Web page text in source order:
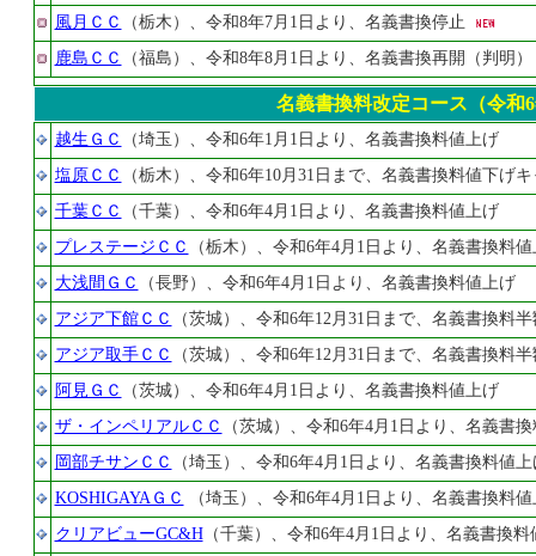
風月ＣＣ
（栃木）、令和8年7月1日より、名義書換停止
鹿島ＣＣ
（福島）、令和8年8月1日より、名義書換再開（判明）
名義書換料改定コース（令和
越生ＧＣ
（埼玉）、令和6年1月1日より、名義書換料値上げ
塩原ＣＣ
（栃木）、令和6年10月31日まで、名義書換料値下げ
千葉ＣＣ
（千葉）、令和6年4月1日より、名義書換料値上げ
プレステージＣＣ
（栃木）、令和6年4月1日より、名義書換料
大浅間ＧＣ
（長野）、令和6年4月1日より、名義書換料値上げ
アジア下館ＣＣ
（茨城）、令和6年12月31日まで、名義書換料
アジア取手ＣＣ
（茨城）、令和6年12月31日まで、名義書換料
阿見ＧＣ
（茨城）、令和6年4月1日より、名義書換料値上げ
ザ・インペリアルＣＣ
（茨城）、令和6年4月1日より、名義書
岡部チサンＣＣ
（埼玉）、令和6年4月1日より、名義書換料値上
KOSHIGAYAＧＣ
（埼玉）、令和6年4月1日より、名義書換料値
クリアビューGC&H（千葉）、令和6年4月1日より、名義書換料